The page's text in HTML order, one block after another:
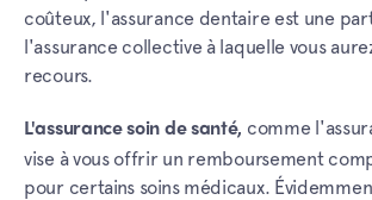
coûteux, l'assurance dentaire est une
l'assurance collective à laquelle vous
recours.
L'assurance soin de santé, comme
vise à vous offrir un remboursement
pour certains soins médicaux.